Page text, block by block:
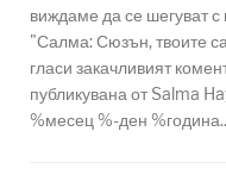
виждаме да се шегуват
"Салма: Сюзън, твоите
гласи закачливият
публикувана от Salma
%месец %-ден %година..